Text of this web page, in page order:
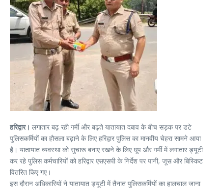
हरिद्वार। लगातार बढ़ रही गर्मी और बढ़ते यातायात दबाव के बीच सड़क पर डटे
पुलिसकर्मियों का हौसला बढ़ाने के लिए हरिद्वार पुलिस का मानवीय चेहरा सामने आया
है। यातायात व्यवस्था को सुचारू बनाए रखने के लिए धूप और गर्मी में लगातार ड्यूटी
कर रहे पुलिस कर्मचारियों को हरिद्वार एसएसपी के निर्देश पर पानी, जूस और बिस्किट
वितरित किए गए।
इस दौरान अधिकारियों ने यातायात ड्यूटी में तैनात पुलिसकर्मियों का हालचाल जाना